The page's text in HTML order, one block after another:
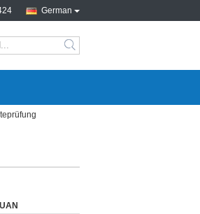
German
search